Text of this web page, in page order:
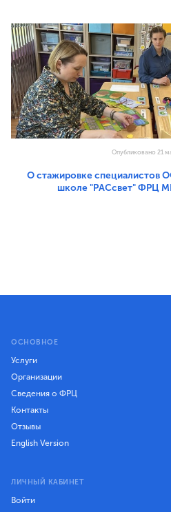
Опубликовано 21
О стажировке специалистов
школе "РАСсвет" ФРЦ
ОСНОВНОЕ
Услуги
Организации
Сведения о ФРЦ
Контакты
Отзывы
English Version
ЛИЧНЫЙ КАБИНЕТ
Войти